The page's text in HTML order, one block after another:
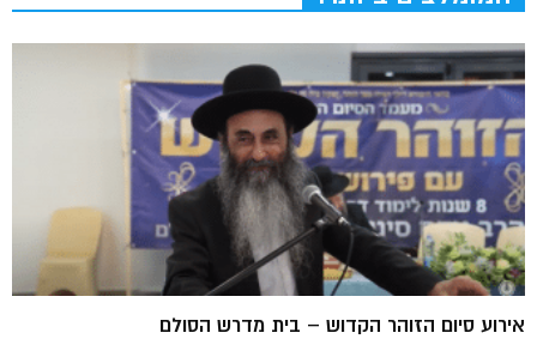
אירוע סיום הזוהר הקדוש – בית מדרש הסולם